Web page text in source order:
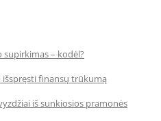
supirkimas – kodėl?
finansų trūkumą
iš sunkiosios pramonės